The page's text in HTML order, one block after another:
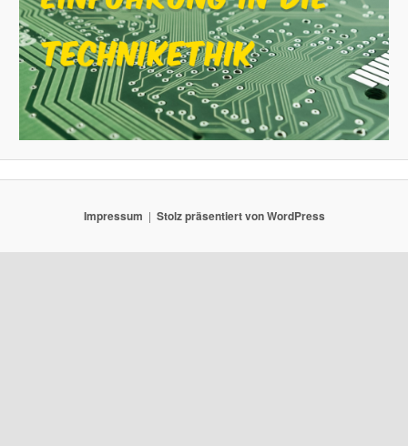
Impressum Stolz präsentiert von WordPress